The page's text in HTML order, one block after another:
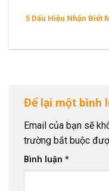
5 Dấu Hiệu Nhận Biết
Để lại một bình
Email của bạn sẽ
trường bắt buộc
Bình luận *